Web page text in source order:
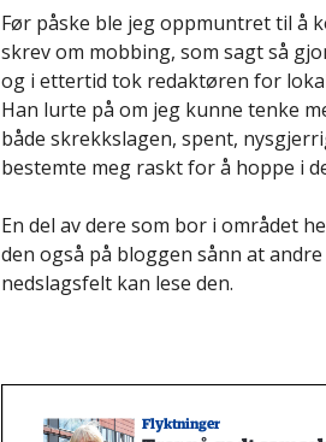
Før påske ble jeg oppmuntret til å
skrev om mobbing, som sagt så
og i ettertid tok redaktøren for
Han lurte på om jeg kunne tenke
både skrekkslagen, spent,
bestemte meg raskt for å hoppe i
En del av dere som bor i området
den også på bloggen sånn at
nedslagsfelt kan lese den.